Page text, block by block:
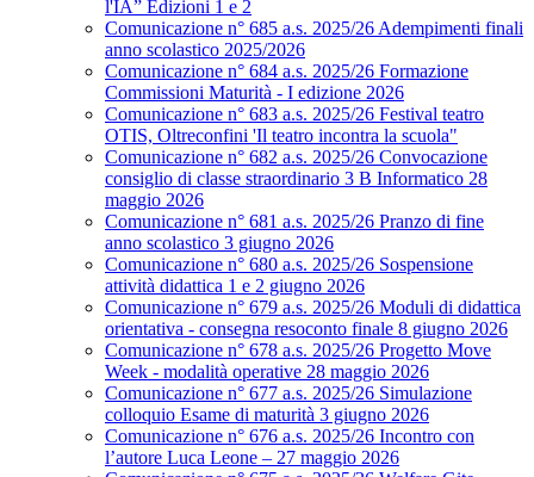
l'IA” Edizioni 1 e 2
Comunicazione n° 685 a.s. 2025/26 Adempimenti finali
anno scolastico 2025/2026
Comunicazione n° 684 a.s. 2025/26 Formazione
Commissioni Maturità - I edizione 2026
Comunicazione n° 683 a.s. 2025/26 Festival teatro
OTIS, Oltreconfini 'Il teatro incontra la scuola"
Comunicazione n° 682 a.s. 2025/26 Convocazione
consiglio di classe straordinario 3 B Informatico 28
maggio 2026
Comunicazione n° 681 a.s. 2025/26 Pranzo di fine
anno scolastico 3 giugno 2026
Comunicazione n° 680 a.s. 2025/26 Sospensione
attività didattica 1 e 2 giugno 2026
Comunicazione n° 679 a.s. 2025/26 Moduli di didattica
orientativa - consegna resoconto finale 8 giugno 2026
Comunicazione n° 678 a.s. 2025/26 Progetto Move
Week - modalità operative 28 maggio 2026
Comunicazione n° 677 a.s. 2025/26 Simulazione
colloquio Esame di maturità 3 giugno 2026
Comunicazione n° 676 a.s. 2025/26 Incontro con
l’autore Luca Leone – 27 maggio 2026